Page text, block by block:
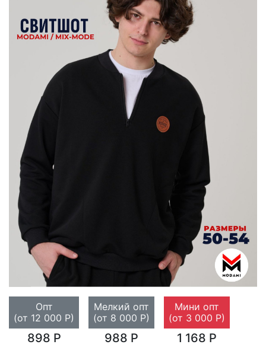
Опт
(от 12 000 Р)
898 Р
Мелкий опт
(от 8 000 Р)
988 Р
Мини опт
(от 3 000 Р)
1 168 Р